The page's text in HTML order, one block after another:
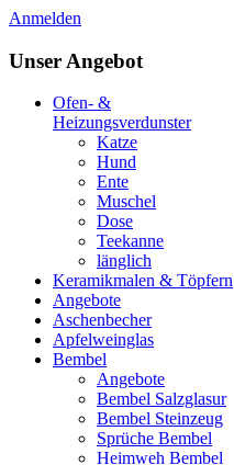
Anmelden
Unser Angebot
Ofen- &
Heizungsverdunster
Katze
Hund
Ente
Muschel
Dose
Teekanne
länglich
Keramikmalen & Töpfern
Angebote
Aschenbecher
Apfelweinglas
Bembel
Angebote
Bembel Salzglasur
Bembel Steinzeug
Sprüche Bembel
Heimweh Bembel